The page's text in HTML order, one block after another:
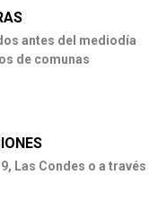
antes del mediodía
de comunas
Las Condes o a través